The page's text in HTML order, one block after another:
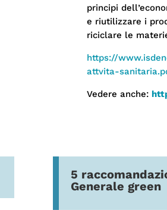
principi
e riutilizzare i
riciclare le
https://
attvita-
Vedere anche:
5
Generale green